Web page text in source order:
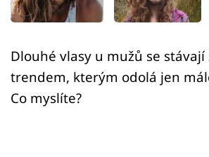
Sledujte nás
Dlouhé vlasy u mužů se stávají
trendem, kterým odolá jen
Co myslíte?